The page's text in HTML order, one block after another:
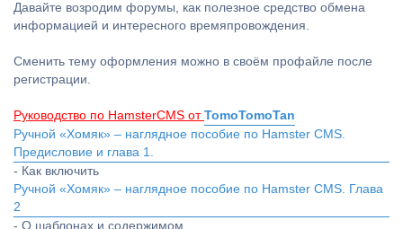
Давайте возродим форумы, как полезное средство обмена
информацией и интересного времяпровождения.
Сменить тему оформления можно в своём профайле после
регистрации.
Руководство по HamsterCMS от TomoTomoTan
Ручной «Хомяк» – наглядное пособие по Hamster CMS.
Предисловие и глава 1.
- Как включить
Ручной «Хомяк» – наглядное пособие по Hamster CMS. Глава
2
- О шаблонах и содержимом